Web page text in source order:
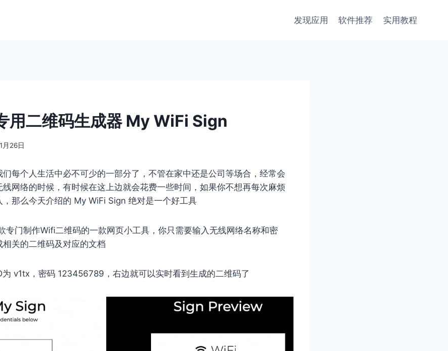
发现应用 软件推荐 实用教程
用二维码生成器 My WiFi Sign
月26日
每个人生活中必不可少的一部分了，不管在家中还是公司等场合，经常会
网络的时候，有时候在这上边就会花费一些时间，如果你不想再每次麻烦
，那么今天介绍的 My WiFi Sign 绝对是一个好工具
专门制作Wifi二维码的一款网页小工具，你只需要输入无线网络名称和密
关的二维码及对应的文档
为 v1tx，密码 123456789，右边就可以实时看到生成的二维码了